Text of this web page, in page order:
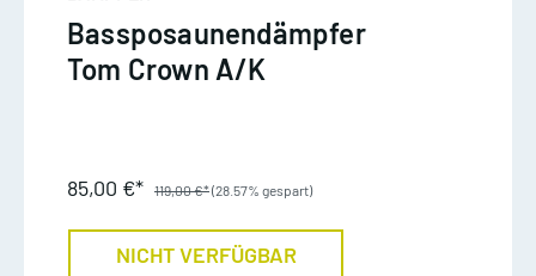
Bassposaunendämpfer
Tom Crown A/K
85,00 €* 119,00 €*(28.57% gespart)
NICHT VERFÜGBAR